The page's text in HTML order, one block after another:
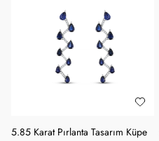
5.85 Karat Pırlanta Tasarım Küpe